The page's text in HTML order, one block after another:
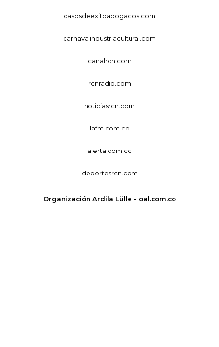
casosdeexitoabogados.com
carnavalindustriacultural.com
canalrcn.com
rcnradio.com
noticiasrcn.com
lafm.com.co
alerta.com.co
deportesrcn.com
Organización Ardila Lülle - oal.com.co